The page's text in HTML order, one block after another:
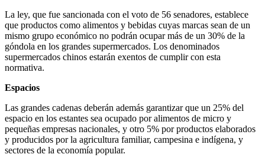
La ley, que fue sancionada con el voto de 56 senadores, establece
que productos como alimentos y bebidas cuyas marcas sean de un
mismo grupo económico no podrán ocupar más de un 30% de la
góndola en los grandes supermercados. Los denominados
supermercados chinos estarán exentos de cumplir con esta
normativa.
Espacios
Las grandes cadenas deberán además garantizar que un 25% del
espacio en los estantes sea ocupado por alimentos de micro y
pequeñas empresas nacionales, y otro 5% por productos elaborados
y producidos por la agricultura familiar, campesina e indígena, y
sectores de la economía popular.